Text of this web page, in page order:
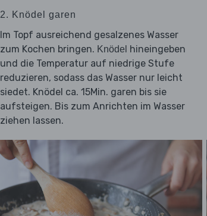
2. Knödel garen
Im Topf ausreichend gesalzenes Wasser
zum Kochen bringen. Knödel hineingeben
und die Temperatur auf niedrige Stufe
reduzieren, sodass das Wasser nur leicht
siedet. Knödel ca. 15Min. garen bis sie
aufsteigen. Bis zum Anrichten im Wasser
ziehen lassen.